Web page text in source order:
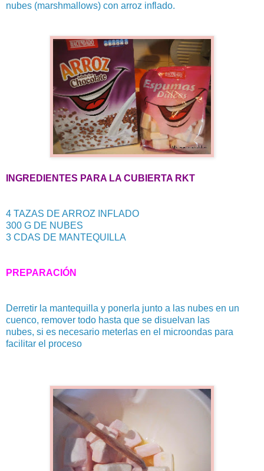
nubes (marshmallows) con arroz inflado.
INGREDIENTES PARA LA CUBIERTA RKT
4 TAZAS DE ARROZ INFLADO
300 G DE NUBES
3 CDAS DE MANTEQUILLA
PREPARACIÓN
Derretir la mantequilla y ponerla junto a las nubes en un
cuenco, remover todo hasta que se disuelvan las
nubes, si es necesario meterlas en el microondas para
facilitar el proceso